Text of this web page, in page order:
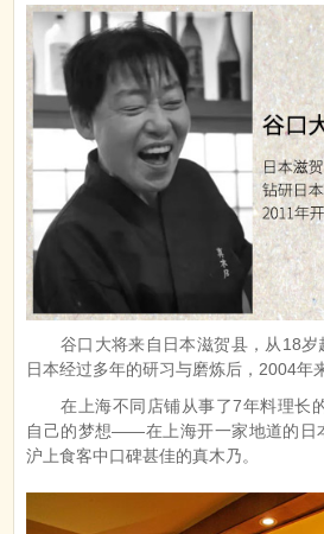
谷口大将来自日本滋贺县，从18
日本经过多年的研习与磨炼后，2004年
在上海不同店铺从事了7年料理长
自己的梦想——在上海开一家地道的日
沪上食客中口碑甚佳的真木乃。